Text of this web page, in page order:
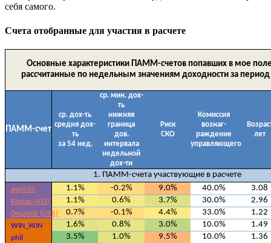
себя самого.
Счета отобранные для участия в расчете
Основные характеристики ПАММ-счетов попавших в мое
рассчитанные по недельным значениям доходности за
ПАММ-счет
ср. дох-ть
средня дох-
ть
за 54 нед.
ср. мин. дох-
ть
нижняя
граница
дов.
интервала
недельной
дох-ти
Риск
СКО
Комисcия
вознаг-
раждение
управляющего
лет
1. ПАММ-счета участвующие в расчете
avp555 1.1% -0.2% 9.0% 40.0% 3.08
Kostas (ATS) 1.1% 0.6% 3.7% 30.0% 2.96
Desatnik (U96) 0.7% -0.1% 4.4% 33.0% 1.22
WIN_WIN 1.6% 0.8% 3.0% 10.0% 1.49
phil 3.5% 1.0% 9.5% 10.0% 1.36